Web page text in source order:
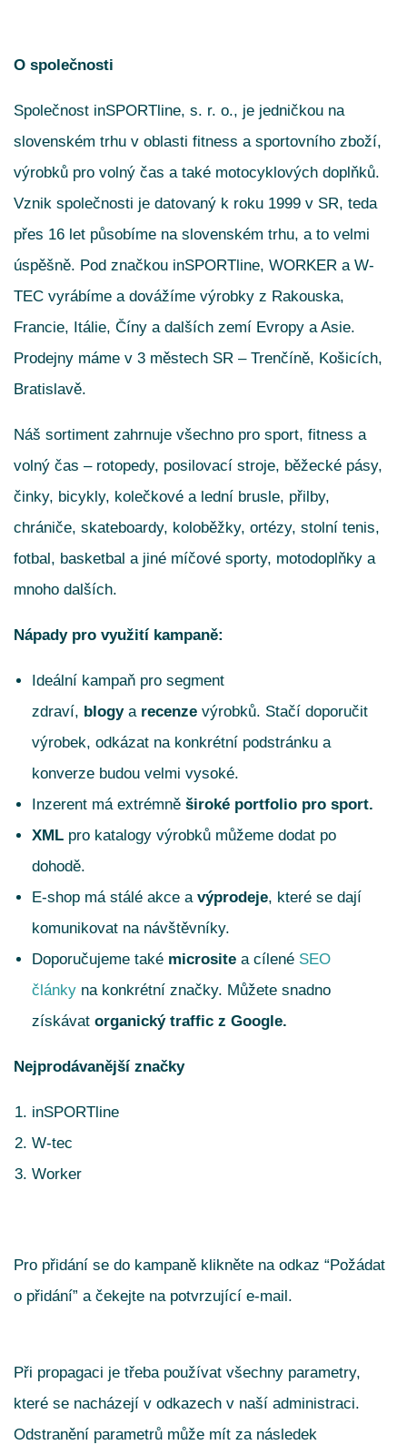
O společnosti
Společnost inSPORTline, s. r. o., je jedničkou na
slovenském trhu v oblasti fitness a sportovního zboží,
výrobků pro volný čas a také motocyklových doplňků.
Vznik společnosti je datovaný k roku 1999 v SR, teda
přes 16 let působíme na slovenském trhu, a to velmi
úspěšně. Pod značkou inSPORTline, WORKER a W-
TEC vyrábíme a dovážíme výrobky z Rakouska,
Francie, Itálie, Číny a dalších zemí Evropy a Asie.
Prodejny máme v 3 městech SR – Trenčíně, Košicích,
Bratislavě.
Náš sortiment zahrnuje všechno pro sport, fitness a
volný čas – rotopedy, posilovací stroje, běžecké pásy,
činky, bicykly, kolečkové a lední brusle, přilby,
chrániče, skateboardy, koloběžky, ortézy, stolní tenis,
fotbal, basketbal a jiné míčové sporty, motodoplňky a
mnoho dalších.
Nápady pro využití kampaně:
Ideální kampaň pro segment
zdraví, blogy a recenze výrobků. Stačí doporučit
výrobek, odkázat na konkrétní podstránku a
konverze budou velmi vysoké.
Inzerent má extrémně široké portfolio pro sport.
XML pro katalogy výrobků můžeme dodat po
dohodě.
E-shop má stálé akce a výprodeje, které se dají
komunikovat na návštěvníky.
Doporučujeme také microsite a cílené SEO
články na konkrétní značky. Můžete snadno
získávat organický traffic z Google.
Nejprodávanější značky
inSPORTline
W-tec
Worker
Pro přidání se do kampaně klikněte na odkaz “Požádat
o přidání” a čekejte na potvrzující e-mail.
Při propagaci je třeba používat všechny parametry,
které se nacházejí v odkazech v naší administraci.
Odstranění parametrů může mít za následek